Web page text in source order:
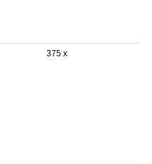
375 x